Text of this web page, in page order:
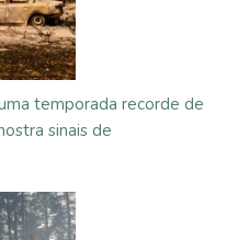
temporada recorde de
sinais de